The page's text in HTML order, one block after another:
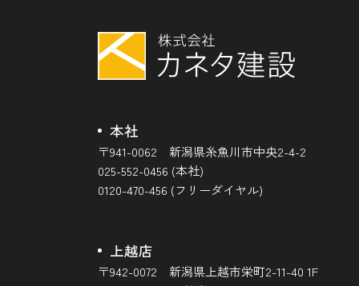
本社
〒941-0062 新潟県糸魚川市中央2-4-2
025-552-0456 (本社)
0120-470-456 (フリーダイヤル)
上越店
〒942-0072 新潟県上越市栄町2-11-40 1F